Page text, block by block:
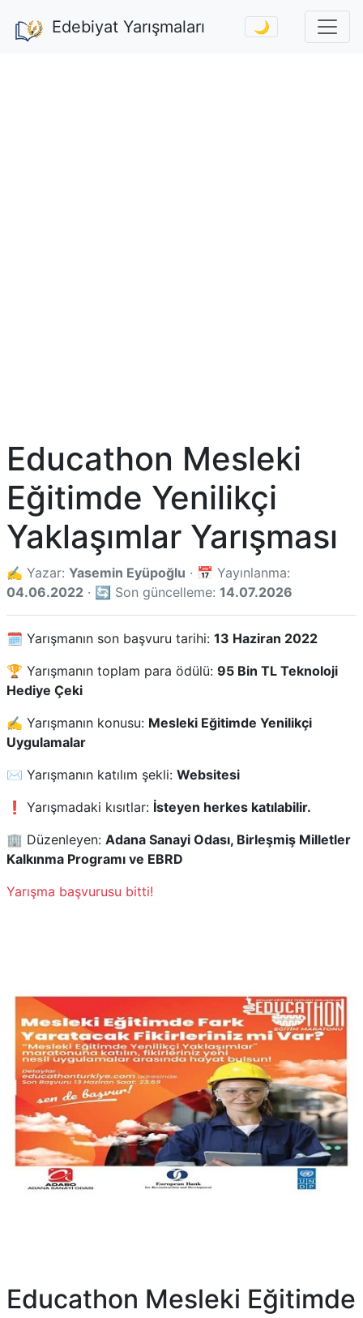
Edebiyat Yarışmaları 🌙
Educathon Mesleki
Eğitimde Yenilikçi
Yaklaşımlar Yarışması
✍️ Yazar: Yasemin Eyüpoğlu · 📅 Yayınlanma:
04.06.2022 · 🔄 Son güncelleme: 14.07.2026
🗓️ Yarışmanın son başvuru tarihi: 13 Haziran 2022
🏆 Yarışmanın toplam para ödülü: 95 Bin TL Teknoloji
Hediye Çeki
✍️ Yarışmanın konusu: Mesleki Eğitimde Yenilikçi
Uygulamalar
✉️ Yarışmanın katılım şekli: Websitesi
❗ Yarışmadaki kısıtlar: İsteyen herkes katılabilir.
🏢 Düzenleyen: Adana Sanayi Odası, Birleşmiş Milletler
Kalkınma Programı ve EBRD
Yarışma başvurusu bitti!
Educathon Mesleki Eğitimde